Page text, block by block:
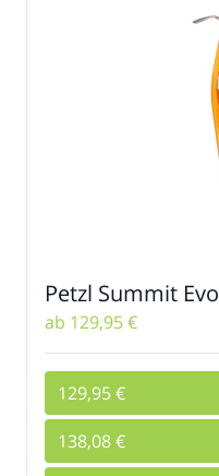
Petzl Summit Evo
ab 129,95 €
129,95 €
138,08 €